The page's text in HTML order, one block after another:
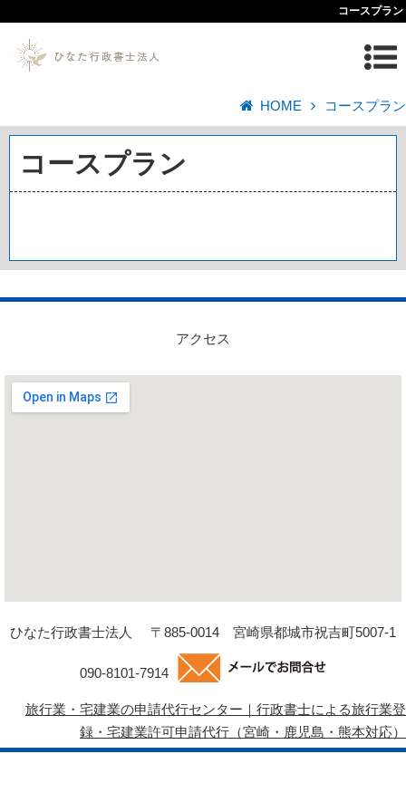
コースプラン
HOME コースプラン
コースプラン
アクセス
ひなた行政書士法人 〒885-0014 宮崎県都城市祝吉町5007-1
090-8101-7914
旅行業・宅建業の申請代行センター｜行政書士による旅行業登
録・宅建業許可申請代行（宮崎・鹿児島・熊本対応）